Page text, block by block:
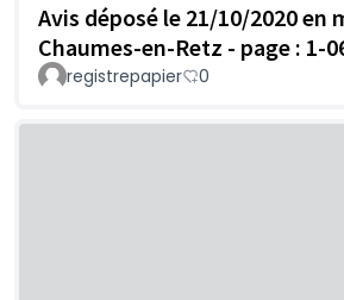
Avis déposé le 21/10/2020 en
Chaumes-en-Retz - page : 1-
registrepapier 0